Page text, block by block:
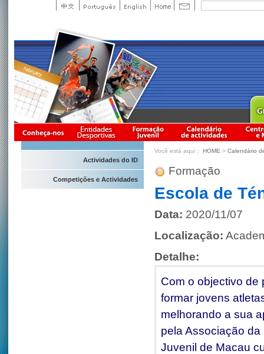
Actividades do ID
Competições e Actividades
Você está aqui： HOME > Calendário
Formação
Escola de
Data: 2020/11/07
Localização:
Detalhe:
Com o objectivo de
formar jovens
melhorando a sua
pela Associação
Juvenil de Macau